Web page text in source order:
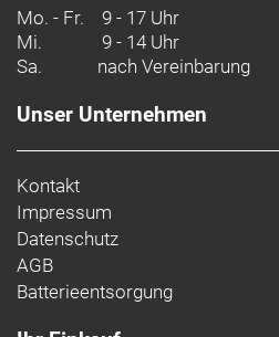
Mo. - Fr. 9 - 17 Uhr
Mi.
9 - 14 Uhr
Sa.
nach Vereinbarung
Unser Unternehmen
Kontakt
Impressum
Datenschutz
AGB
Batterieentsorgung